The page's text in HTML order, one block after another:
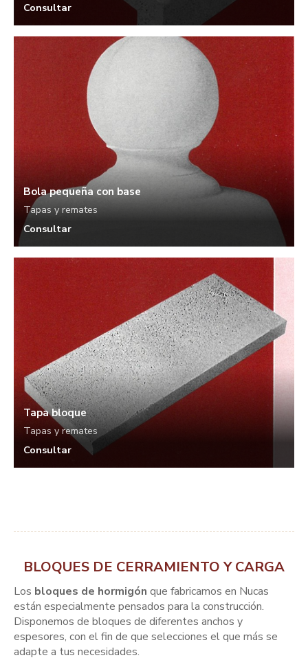
Consultar
Bola pequeña con base
Tapas y remates
Consultar
Tapa bloque
Tapas y remates
Consultar
BLOQUES DE CERRAMIENTO Y CARGA
Los bloques de hormigón que fabricamos en Nucas
están especialmente pensados para la construcción.
Disponemos de bloques de diferentes anchos y
espesores, con el fin de que selecciones el que más se
adapte a tus necesidades.